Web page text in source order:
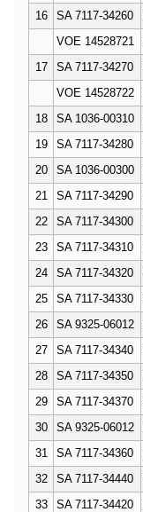
16 SA 7117-34260
VOE 14528721
17
SA 7117-34270
VOE 14528722
18
SA 1036-00310
19
SA 7117-34280
20
SA 1036-00300
21
SA 7117-34290
22
SA 7117-34300
23
SA 7117-34310
24
SA 7117-34320
25
SA 7117-34330
26
SA 9325-06012
27
SA 7117-34340
28
SA 7117-34350
29
SA 7117-34370
30
SA 9325-06012
31
SA 7117-34360
32
SA 7117-34440
33
SA 7117-34420